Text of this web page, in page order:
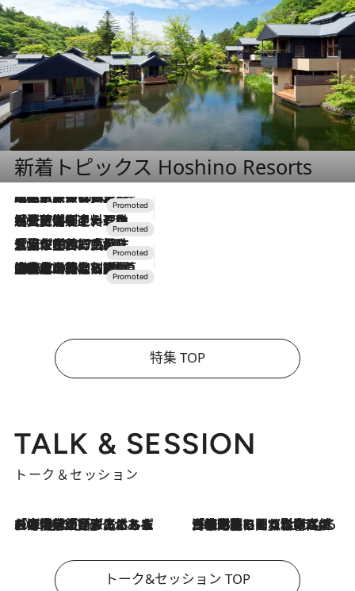
新着トピックス Hoshino Resorts
2026.7.31
【ホテル帰省】という選択肢をOMOが提案。家族とほどよい距離を保つには「昼は実家、夜は気兼ねなくホテルで！」
2026.7.24
【夏限定ディナーコース】旬を迎える稚鮎や花ズッキーニなどをイタリア・トスカーナの郷土料理の手法で満喫！
2026.7.17
「土佐和ハーブかき氷」がOMO7高知に登場！生姜、山椒、大葉など目にも舌にも涼を呼ぶ郷土の味
2026.7.10
NEW OPEN！【界 草津】名湯の地に誕生。趣の異なる2種の温泉と上州ならではの会席・蕎麦割烹など美食を味わう究極の癒やし旅
特集 TOP
TALK & SESSION
トーク＆セッション
2026.8.3
「今後値上げがあるとすれば…」「リスクがあるのは今年の冬」エネルギー専門家が語る、ホルムズ海峡封鎖が家庭にもたらす“ある心配” 2026.8.3
「住宅建てられない…」「サーチャージ料の高値が続いている」ホルムズ海峡封鎖による影響はいつまで続く？《エネルギー専門家に聞く“どうなる日本の暮らし”》
トーク&セッション TOP